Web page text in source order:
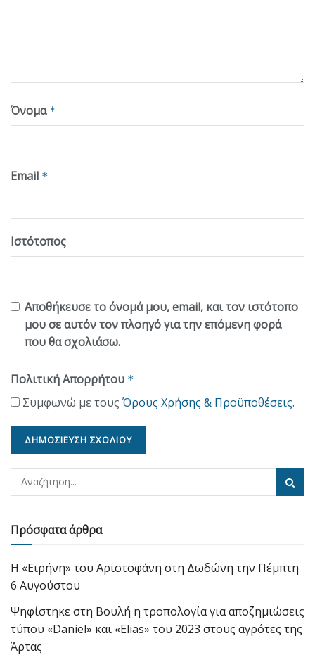
Όνομα *
Email *
Ιστότοπος
Αποθήκευσε το όνομά μου, email, και τον ιστότοπο
μου σε αυτόν τον πλοηγό για την επόμενη φορά
που θα σχολιάσω.
Πολιτική Απορρήτου *
Συμφωνώ με τους Όρους Χρήσης & Προϋποθέσεις.
Πρόσφατα άρθρα
Η «Ειρήνη» του Αριστοφάνη στη Δωδώνη την Πέμπτη
6 Αυγούστου
Ψηφίστηκε στη Βουλή η τροπολογία για αποζημιώσεις
τύπου «Daniel» και «Elias» του 2023 στους αγρότες της
Άρτας